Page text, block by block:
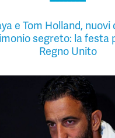
e Tom Holland, nuovi
segreto: la festa
Regno Unito